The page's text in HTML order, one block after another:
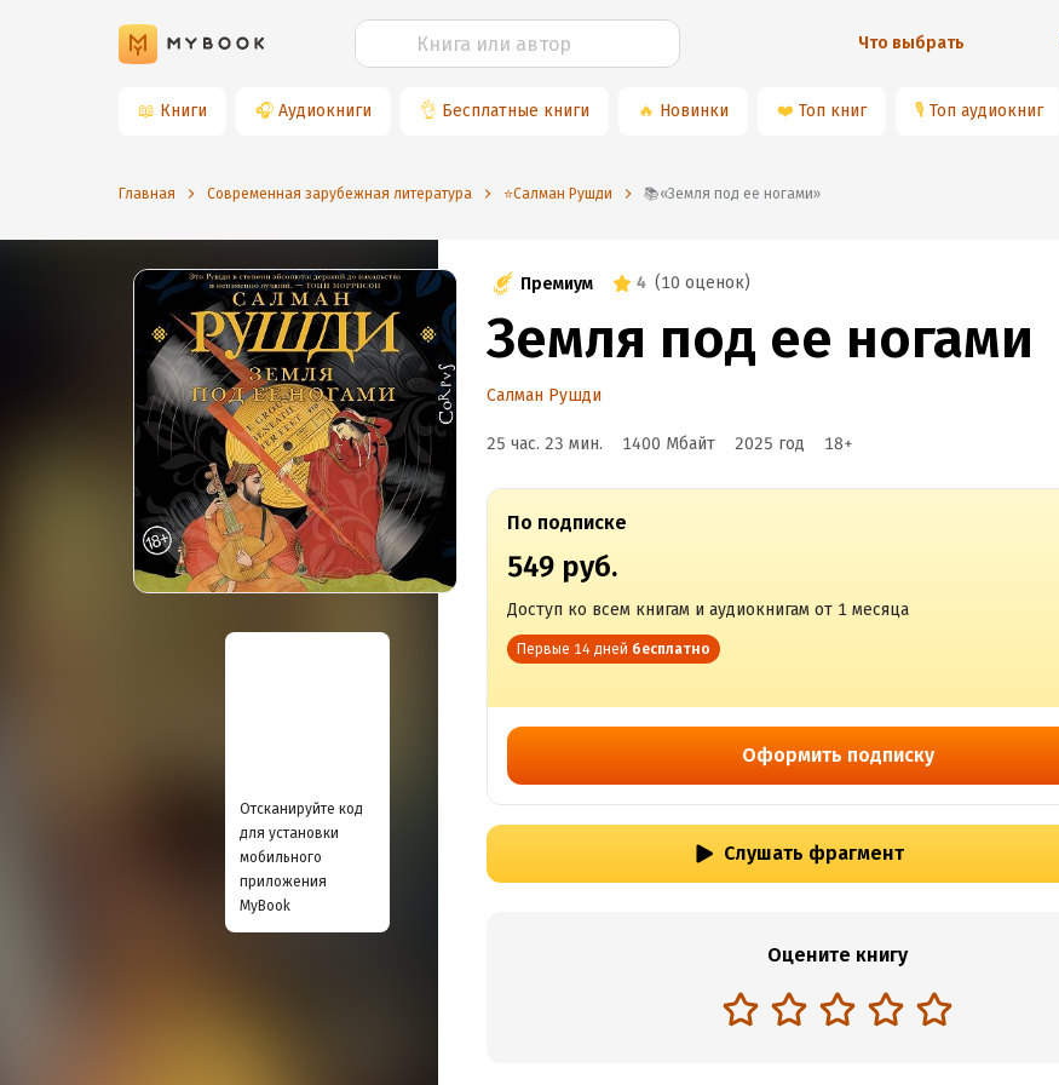
Что выбрать
📖 Книги 🎧 Аудиокниги 👌 Бесплатные книги 🔥 Новинки ❤️ Топ книг 🎙 Топ аудиокниг
Главная Современная зарубежная литература ⭐️Салман Рушди 📚«Земля под ее ногами»
Отсканируйте код
для установки
мобильного
приложения
MyBook
Премиум 4 (10 оценок)
Земля под ее ногами
Салман Рушди
25 час. 23 мин. 1400 Мбайт 2025 год 18+
По подписке
549 руб.
Доступ ко всем книгам и аудиокнигам от 1 месяца
Первые 14 дней бесплатно
Оформить подписку
Слушать фрагмент
Оцените книгу